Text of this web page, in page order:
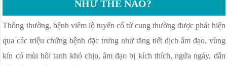
NHƯ THẾ NÀO?
Thông thường, bệnh viêm lộ tuyến cổ tử cung thường được phát hiện
qua các triệu chứng bệnh đặc trưng như tăng tiết dịch âm đạo, vùng
kín có mùi hôi tanh khó chịu, âm đạo bị kích thích, ngứa ngáy, dẫn